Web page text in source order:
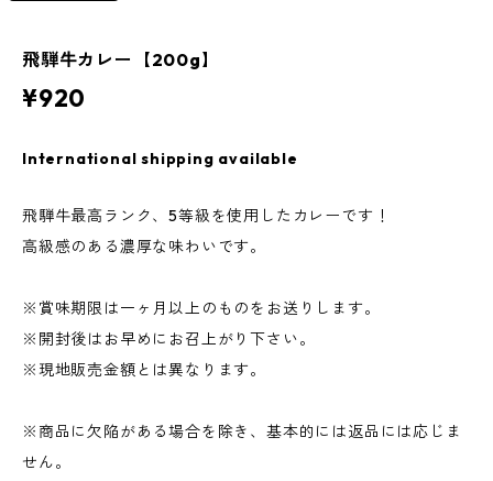
飛騨牛カレー【200g】
¥920
International shipping available
飛騨牛最高ランク、5等級を使用したカレーです！
高級感のある濃厚な味わいです。
※賞味期限は一ヶ月以上のものをお送りします。
※開封後はお早めにお召上がり下さい。
※現地販売金額とは異なります。
※商品に欠陥がある場合を除き、基本的には返品には応じま
せん。